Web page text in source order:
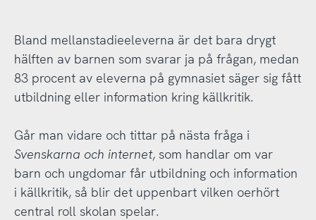
Bland mellanstadieeleverna är det bara drygt
hälften av barnen som svarar ja på frågan, medan
83 procent av eleverna på gymnasiet säger sig fått
utbildning eller information kring källkritik.
Går man vidare och tittar på nästa fråga i
Svenskarna och internet, som handlar om var
barn och ungdomar får utbildning och information
i källkritik, så blir det uppenbart vilken oerhört
central roll skolan spelar.